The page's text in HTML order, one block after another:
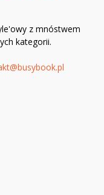
z mnóstwem
kategorii.